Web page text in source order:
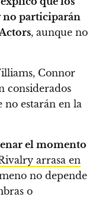
no participarán
, aunque no
Connor
considerados
estarán en la
el momento
arrasa en
no depende
o